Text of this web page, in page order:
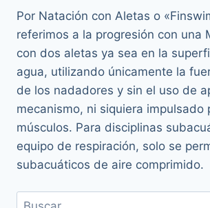
Por Natación con Aletas o
referimos a la progresión con una
con dos aletas ya sea en la
agua, utilizando únicamente la
de los nadadores y sin el uso de
mecanismo, ni siquiera impulsado
músculos. Para disciplinas
equipo de respiración, solo se
subacuáticos de aire comprimido.
Buscar: